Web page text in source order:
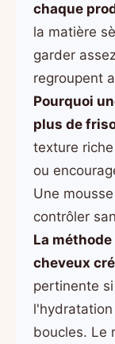
chaque
la matière
garder
regroupent
Pourquoi
plus de
texture
ou
Une
contrôler
La
cheveux
pertinente
boucles. Le